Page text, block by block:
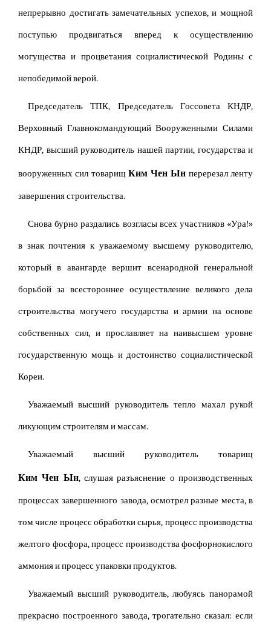
непрерывно достигать замечательных успехов, и мощной
поступью продвигаться вперед к осуществлению
могущества и процветания социалистической Родины с
непобедимой верой.
Председатель ТПК, Председатель Госсовета КНДР,
Верховный Главнокомандующий Вооруженными Силами
КНДР, высший руководитель нашей партии, государства и
вооруженных сил товарищ Ким Чен Ын перерезал ленту
завершения строительства.
Снова бурно раздались возгласы всех участников «Ура!»
в знак почтения к уважаемому высшему руководителю,
который в авангарде вершит всенародной генеральной
борьбой за всестороннее осуществление великого дела
строительства могучего государства и армии на основе
собственных сил, и прославляет на наивысшем уровне
государственную мощь и достоинство социалистической
Кореи.
Уважаемый высший руководитель тепло махал рукой
ликующим строителям и массам.
Уважаемый высший руководитель товарищ
Ким Чен Ын, слушая разъяснение о производственных
процессах завершенного завода, осмотрел разные места, в
том числе процесс обработки сырья, процесс производства
желтого фосфора, процесс производства фосфорнокислого
аммония и процесс упаковки продуктов.
Уважаемый высший руководитель, любуясь панорамой
прекрасно построенного завода, трогательно сказал: если